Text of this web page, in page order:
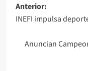
Anterior:
INEFI impulsa
Anuncian